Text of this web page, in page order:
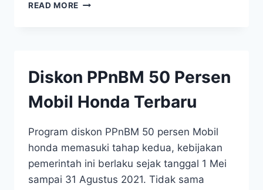
READ MORE
Diskon PPnBM 50 Persen
Mobil Honda Terbaru
Program diskon PPnBM 50 persen Mobil
honda memasuki tahap kedua, kebijakan
pemerintah ini berlaku sejak tanggal 1 Mei
sampai 31 Agustus 2021. Tidak sama